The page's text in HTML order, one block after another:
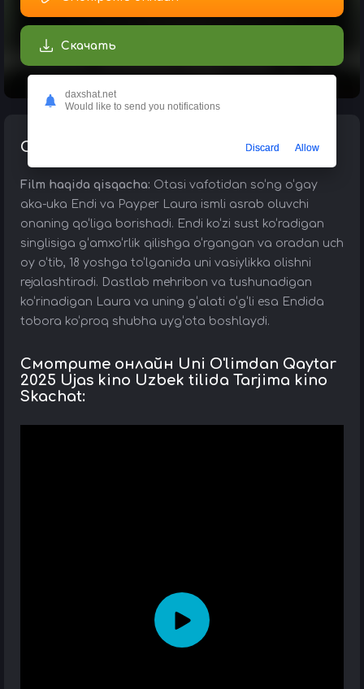
Скачать
Описание о чём фильм:
Film haqida qisqacha: Otasi vafotidan so‘ng o‘gay
aka-uka Endi va Payper Laura ismli asrab oluvchi
onaning qo‘liga borishadi. Endi ko‘zi sust ko‘radigan
singlisiga g‘amxo‘rlik qilishga o‘rgangan va oradan uch
oy o‘tib, 18 yoshga to‘lganida uni vasiylikka olishni
rejalashtiradi. Dastlab mehribon va tushunadigan
ko‘rinadigan Laura va uning g‘alati o‘g‘li esa Endida
tobora ko‘proq shubha uyg‘ota boshlaydi.
Смотрите онлайн Uni O'limdan Qaytar
2025 Ujas kino Uzbek tilida Tarjima kino
Skachat:
daxshat.net
Would like to send you notifications
Discard Allow